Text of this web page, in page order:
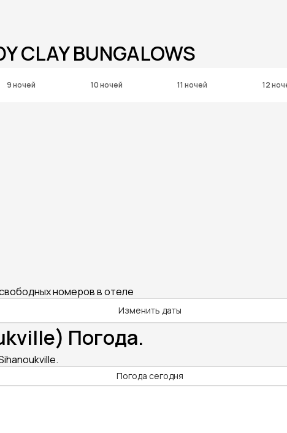
CLAY BUNGALOWS
9 ночей 10 ночей 11 ночей 12
номеров в отеле
Изменить даты
Погода.
Погода сегодня